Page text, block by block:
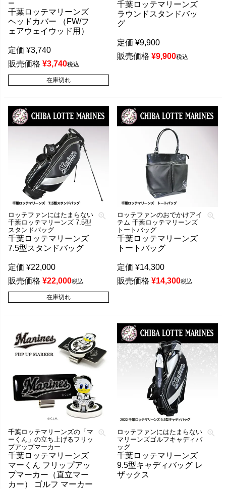
ー
千葉ロッテマリーンズ
ヘッドカバー （FW/フ
ェアウェイウッド用）
定価 ¥3,740
販売価格 ¥3,740税込
在庫切れ
千葉ロッテマリーンズ
ラウンドスタンドバッ
グ
定価 ¥9,900
販売価格 ¥9,900税込
ロッテファンにはたまらない
千葉ロッテマリーンズ 7.5型
スタンドバッグ
千葉ロッテマリーンズ
7.5型スタンドバッグ
定価 ¥22,000
販売価格 ¥22,000税込
在庫切れ
ロッテファンのおでかけアイ
テム 千葉ロッテマリーンズ
トートバッグ
千葉ロッテマリーンズ
トートバッグ
定価 ¥14,300
販売価格 ¥14,300税込
千葉ロッテマリーンズの「マ
ーくん」の立ち上げるフリッ
プアップマーカー
千葉ロッテマリーンズ
マーくん フリップアッ
プマーカー（直立マー
カー） ゴルフ マーカー
ロッテファンにはたまらない
マリーンズゴルフキャディバ
ッグ
千葉ロッテマリーンズ
9.5型キャディバッグ レ
ザックス